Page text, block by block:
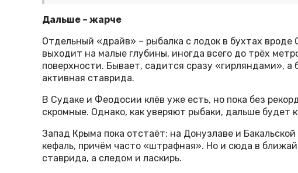
Дальше – жарче
Отдельный «драйв» – рыбалка с лодок в бухтах вроде
выходит на малые глубины, иногда всего до трёх
поверхности. Бывает, садится сразу «гирляндами», а
активная ставрида.
В Судаке и Феодосии клёв уже есть, но пока без
скромные. Однако, как уверяют рыбаки, дальше будет
Запад Крыма пока отстаёт: на Донузлаве и
кефаль, причём часто «штрафная». Но и сюда в
ставрида, а следом и ласкирь.